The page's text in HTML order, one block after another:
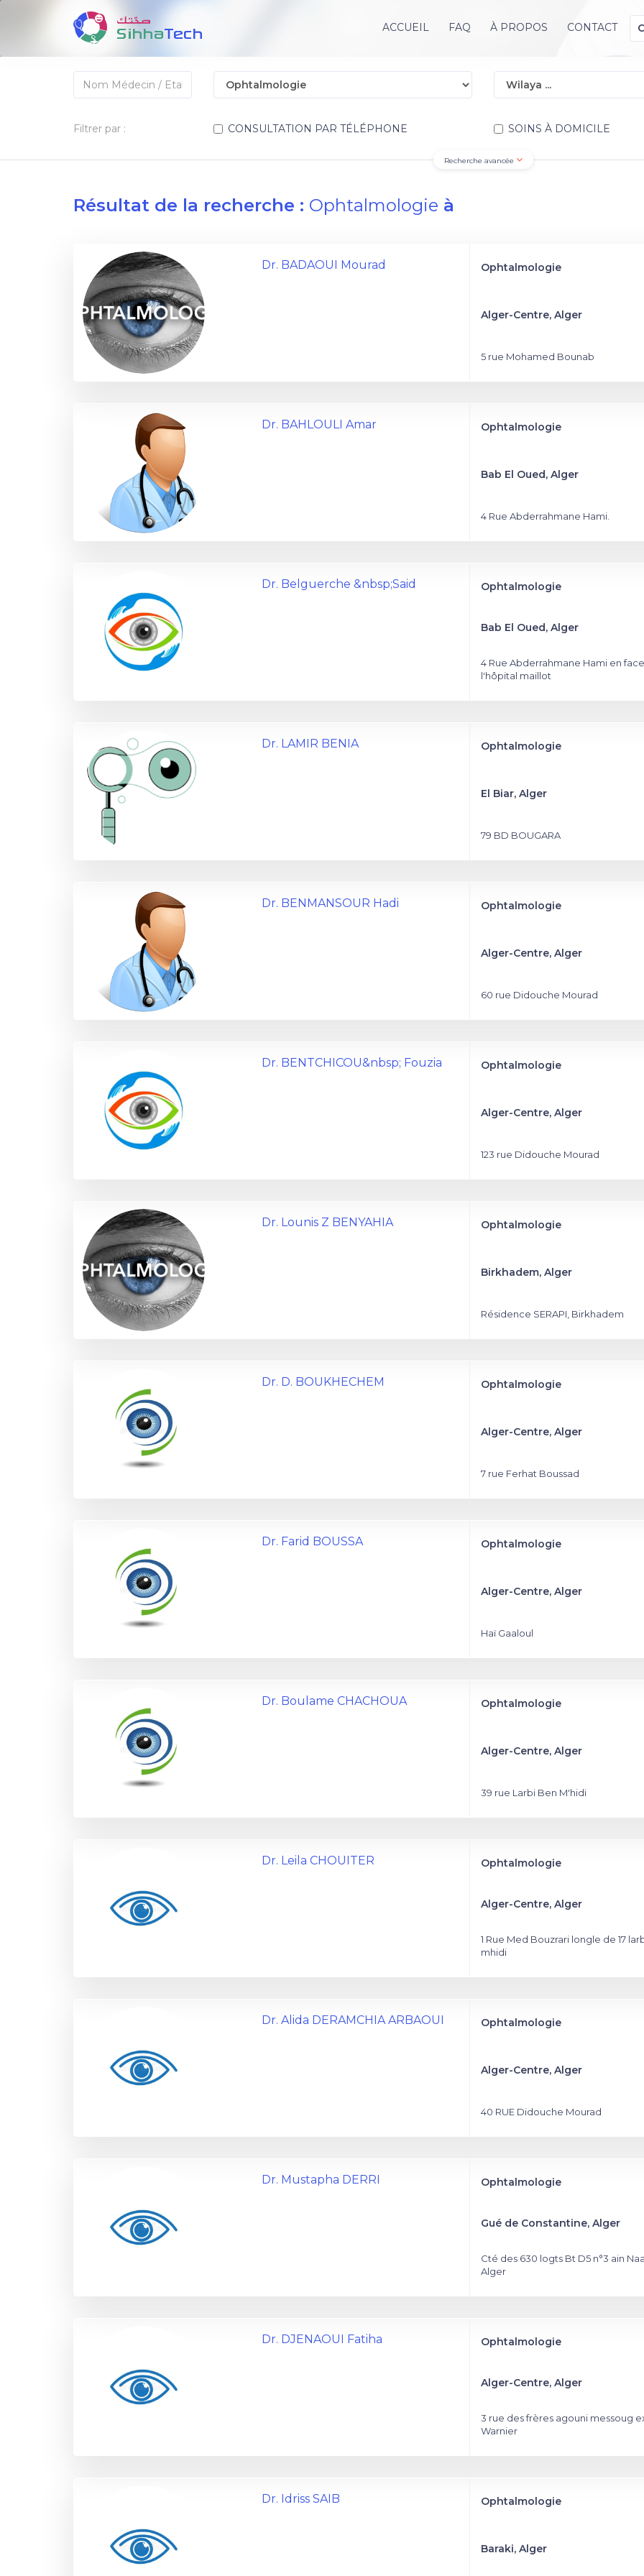
ACCUEIL FAQ À PROPOS CONTACT
Filtrer par : CONSULTATION PAR TÉLÉPHONE SOINS À DOMICILE
Recherche avancée
Résultat de la recherche : Ophtalmologie à
Dr. BADAOUI Mourad Ophtalmologie
Alger-Centre, Alger
5 rue Mohamed Bounab
Dr. BAHLOULI Amar Ophtalmologie
Bab El Oued, Alger
4 Rue Abderrahmane Hami.
Dr. Belguerche &nbsp;Said Ophtalmologie
Bab El Oued, Alger
4 Rue Abderrahmane Hami en face
l'hôpital maillot
Dr. LAMIR BENIA Ophtalmologie
El Biar, Alger
79 BD BOUGARA
Dr. BENMANSOUR Hadi Ophtalmologie
Alger-Centre, Alger
60 rue Didouche Mourad
Dr. BENTCHICOU&nbsp; Fouzia Ophtalmologie
Alger-Centre, Alger
123 rue Didouche Mourad
Dr. Lounis Z BENYAHIA Ophtalmologie
Birkhadem, Alger
Résidence SERAPI, Birkhadem
Dr. D. BOUKHECHEM Ophtalmologie
Alger-Centre, Alger
7 rue Ferhat Boussad
Dr. Farid BOUSSA Ophtalmologie
Alger-Centre, Alger
Haï Gaaloul
Dr. Boulame CHACHOUA Ophtalmologie
Alger-Centre, Alger
39 rue Larbi Ben M'hidi
Dr. Leila CHOUITER Ophtalmologie
Alger-Centre, Alger
1 Rue Med Bouzrari longle de 17
mhidi
Dr. Alida DERAMCHIA ARBAOUI Ophtalmologie
Alger-Centre, Alger
40 RUE Didouche Mourad
Dr. Mustapha DERRI Ophtalmologie
Gué de Constantine, Alger
Cté des 630 logts Bt D5 n°3 ain
Alger
Dr. DJENAOUI Fatiha Ophtalmologie
Alger-Centre, Alger
3 rue des frères agouni messoug
Warnier
Dr. Idriss SAIB Ophtalmologie
Baraki, Alger